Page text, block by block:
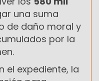
una suma
de daño moral y
por la
el expediente, la